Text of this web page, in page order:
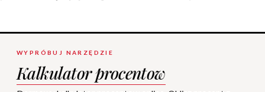
WYPRÓBUJ NARZĘDZIE
Kalkulator procentow